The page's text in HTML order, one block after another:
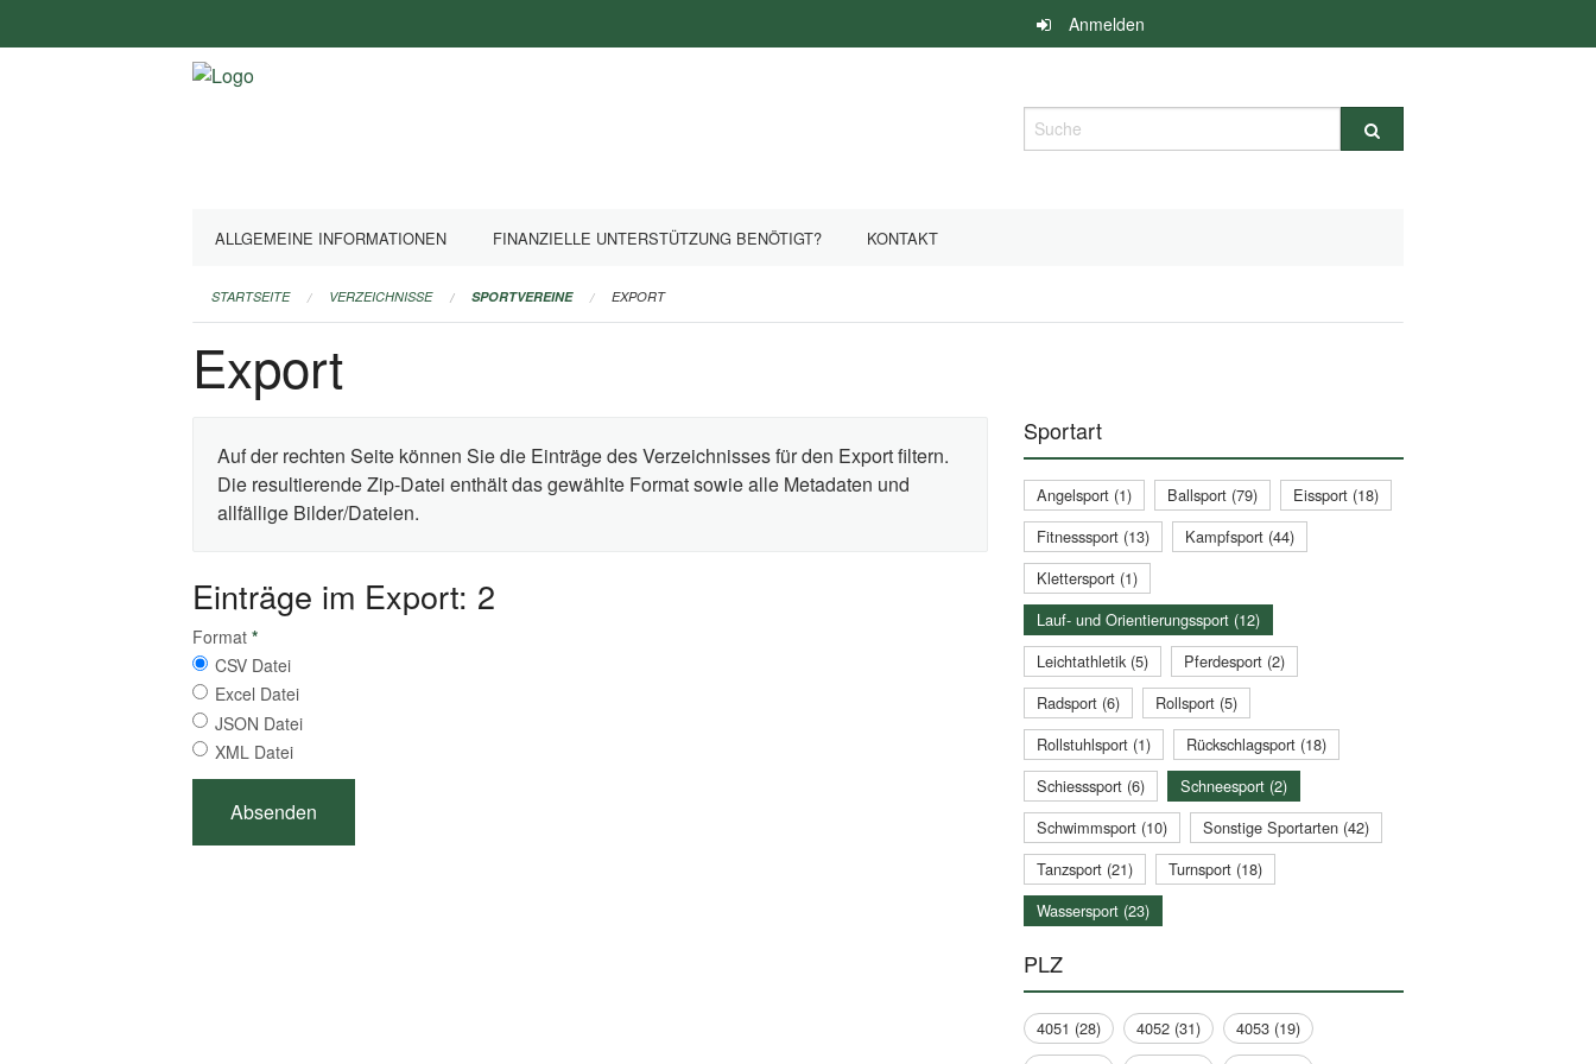
überspringen
Anmelden
Suche
ALLGEMEINE INFORMATIONEN FINANZIELLE UNTERSTÜTZUNG BENÖTIGT? KONTAKT
STARTSEITE VERZEICHNISSE SPORTVEREINE EXPORT
Export
Auf der rechten Seite können Sie die Einträge des Verzeichnisses für den Export filtern.
Die resultierende Zip-Datei enthält das gewählte Format sowie alle Metadaten und
allfällige Bilder/Dateien.
Einträge im Export: 2
Format *
CSV Datei
Excel Datei
JSON Datei
XML Datei
Sportart
Angelsport (1) Ballsport (79)
Eissport (18)
Fitnesssport (13)
Kampfsport (44)
Klettersport (1)
Lauf- und Orientierungssport (12)
Leichtathletik (5)
Pferdesport (2)
Radsport (6)
Rollsport (5)
Rollstuhlsport (1)
Rückschlagsport (18)
Schiesssport (6)
Schneesport (2)
Schwimmsport (10)
Sonstige Sportarten (42)
Tanzsport (21)
Turnsport (18)
Wassersport (23)
PLZ
4051 (28) 4052 (31)
4053 (19)